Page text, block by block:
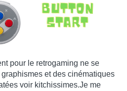
pour le retrogaming ne se
et des cinématiques
voir kitchissimes.Je me